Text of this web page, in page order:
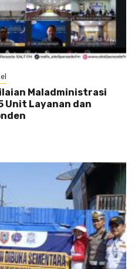
Maladministrasi
Unit Layanan dan